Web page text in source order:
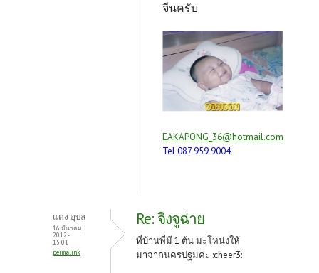
จีนครับ
EAKAPONG_36@hotmail.com
Tel 087 959 9004
แดง อุบล
16 มีนาคม,
2012 -
15:01
permalink
Re: จิงจูฉ่าย
ที่บ้านพี่มี 1 ต้น มะโหน่งให้
มาจากนครปฐมค่ะ :cheer3: